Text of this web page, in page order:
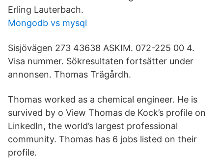
Erling Lauterbach.
Mongodb vs mysql
Sisjövägen 273 43638 ASKIM. 072-225 00 4.
Visa nummer. Sökresultaten fortsätter under
annonsen. Thomas Trägårdh.
Thomas worked as a chemical engineer. He is
survived by o View Thomas de Kock’s profile on
LinkedIn, the world’s largest professional
community. Thomas has 6 jobs listed on their
profile.